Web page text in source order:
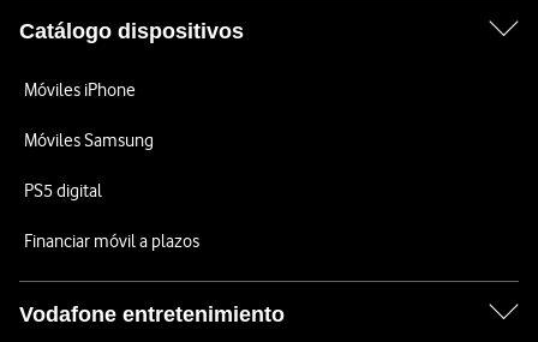
Catálogo dispositivos
Móviles iPhone
Móviles Samsung
PS5 digital
Financiar móvil a plazos
Vodafone entretenimiento